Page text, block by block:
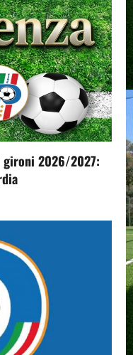
gironi 2026/2027: